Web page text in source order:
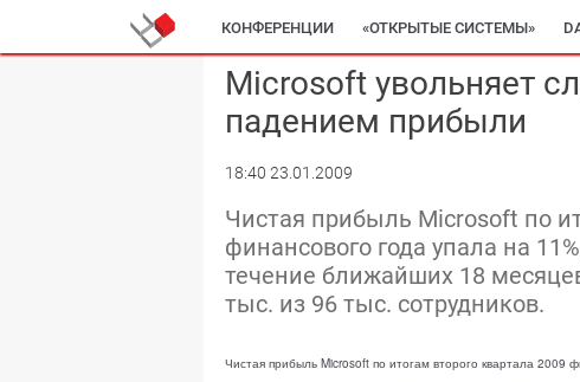
КОНФЕРЕНЦИИ «ОТКРЫТЫЕ СИСТЕМЫ»
Microsoft увольняет
падением прибыли
18:40 23.01.2009
Чистая прибыль Microsoft по
финансового года упала на
течение ближайших 18
тыс. из 96 тыс. сотрудников.
Чистая прибыль Microsoft по итогам второго квартала 2009